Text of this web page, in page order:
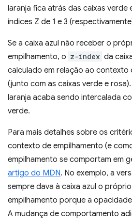
laranja fica atrás das caixas verde
índices Z de 1 e 3
Se a caixa azul não receber o
empilhamento, o z-index da
calculado em relação ao contexto
(junto com as caixas verde e
laranja acaba sendo intercalada
verde.
Para mais detalhes sobre os
contexto de empilhamento (e
empilhamento se comportam em
artigo do MDN. No exemplo, a
sempre dava à caixa azul o
empilhamento porque a
A mudança de comportamento